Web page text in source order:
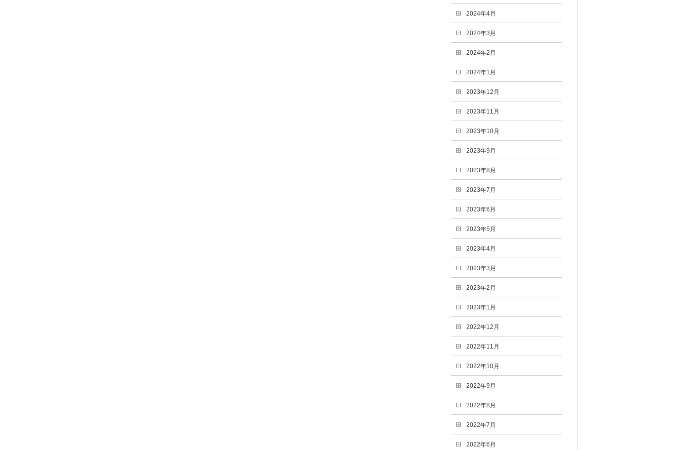
2024年4月
2024年3月
2024年2月
2024年1月
2023年12月
2023年11月
2023年10月
2023年9月
2023年8月
2023年7月
2023年6月
2023年5月
2023年4月
2023年3月
2023年2月
2023年1月
2022年12月
2022年11月
2022年10月
2022年9月
2022年8月
2022年7月
2022年6月